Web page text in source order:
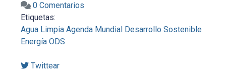
0 Comentarios
Etiquetas:
Agua Limpia Agenda Mundial Desarrollo Sostenible
Energía ODS
Twittear